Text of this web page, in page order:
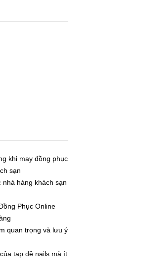
khi may đồng phục
sạn
nhà hàng khách sạn
Phục Online
quan trọng và lưu ý
tạp dề nails mà ít